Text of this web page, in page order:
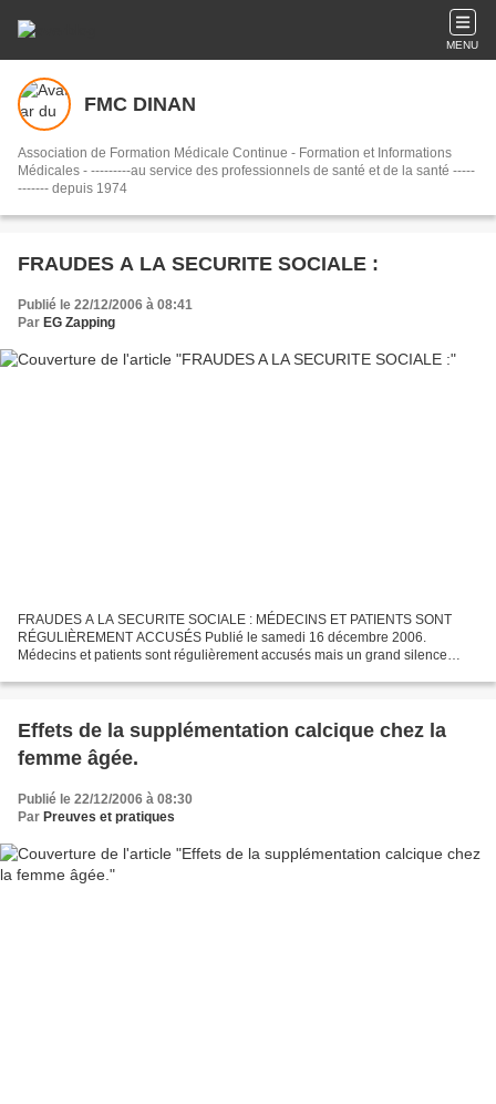
MENU
FMC DINAN
Association de Formation Médicale Continue - Formation et Informations
Médicales - ---------au service des professionnels de santé et de la santé -----
------- depuis 1974
FRAUDES A LA SECURITE SOCIALE :
Publié le 22/12/2006 à 08:41
Par EG Zapping
FRAUDES A LA SECURITE SOCIALE : MÉDECINS ET PATIENTS SONT
RÉGULIÈREMENT ACCUSÉS Publié le samedi 16 décembre 2006.
Médecins et patients sont régulièrement accusés mais un grand silence
Effets de la supplémentation calcique chez la
femme âgée.
Publié le 22/12/2006 à 08:30
Par Preuves et pratiques